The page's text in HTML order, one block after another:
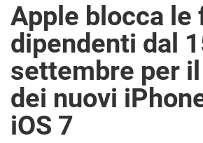
Apple blocca le
dipendenti dal
settembre per
dei nuovi
iOS 7